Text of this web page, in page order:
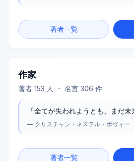
著者一覧
作家
著者 153 人 ・ 名言 306 件
「全てが失われようとも、まだ未
— クリスチャン・ネステル・ボヴィー
著者一覧